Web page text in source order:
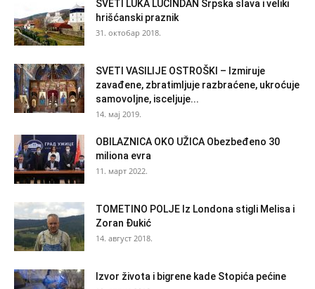
SVETI LUKA LUČINDAN Srpska slava i veliki
hrišćanski praznik
31. октобар 2018.
SVETI VASILIJE OSTROŠKI – Izmiruje
zavađene, zbratimljuje razbraćene, ukroćuje
samovoljne, isceljuje...
14. мај 2019.
OBILAZNICA OKO UŽICA Obezbeđeno 30
miliona evra
11. март 2022.
TOMETINO POLJE Iz Londona stigli Melisa i
Zoran Đukić
14. август 2018.
Izvor života i bigrene kade Stopića pećine